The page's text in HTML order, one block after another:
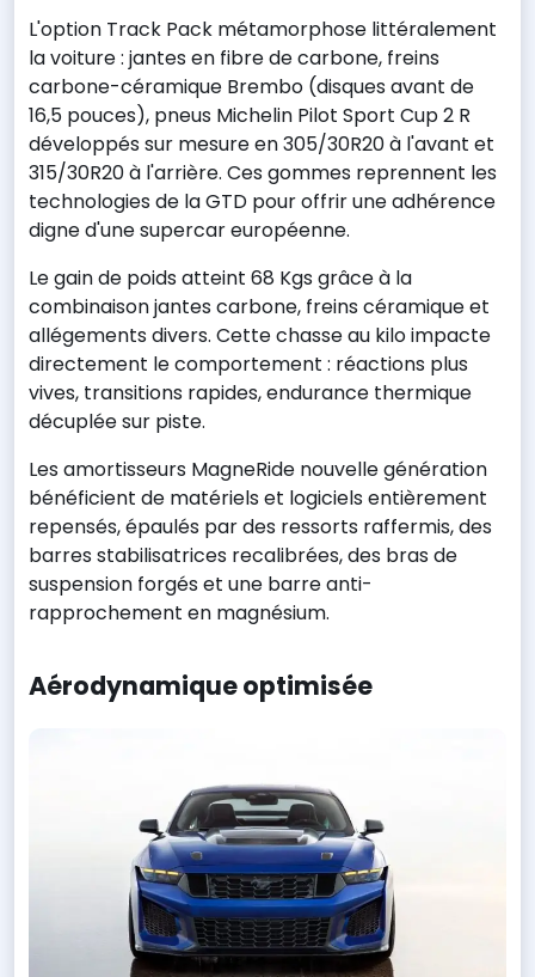
L'option Track Pack métamorphose littéralement
la voiture : jantes en fibre de carbone, freins
carbone-céramique Brembo (disques avant de
16,5 pouces), pneus Michelin Pilot Sport Cup 2 R
développés sur mesure en 305/30R20 à l'avant et
315/30R20 à l'arrière. Ces gommes reprennent les
technologies de la GTD pour offrir une adhérence
digne d'une supercar européenne.
Le gain de poids atteint 68 Kgs grâce à la
combinaison jantes carbone, freins céramique et
allégements divers. Cette chasse au kilo impacte
directement le comportement : réactions plus
vives, transitions rapides, endurance thermique
décuplée sur piste.
Les amortisseurs MagneRide nouvelle génération
bénéficient de matériels et logiciels entièrement
repensés, épaulés par des ressorts raffermis, des
barres stabilisatrices recalibrées, des bras de
suspension forgés et une barre anti-
rapprochement en magnésium.
Aérodynamique optimisée